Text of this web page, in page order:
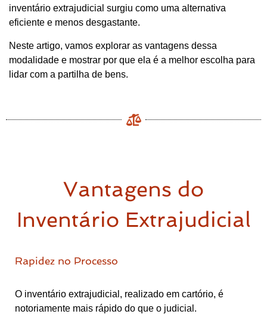
inventário extrajudicial surgiu como uma alternativa
eficiente e menos desgastante.
Neste artigo, vamos explorar as vantagens dessa
modalidade e mostrar por que ela é a melhor escolha para
lidar com a partilha de bens.
Vantagens do
Inventário Extrajudicial
Rapidez no Processo
O inventário extrajudicial, realizado em cartório, é
notoriamente mais rápido do que o judicial.